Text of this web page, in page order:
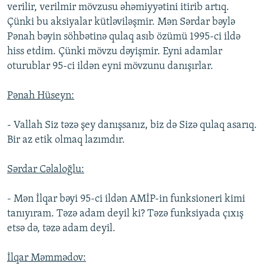
verilir, verilmir mövzusu əhəmiyyətini itirib artıq.
Çünki bu aksiyalar kütləviləşmir. Mən Sərdar bəylə
Pənah bəyin söhbətinə qulaq asıb özümü 1995-ci ildə
hiss etdim. Çünki mövzu dəyişmir. Eyni adamlar
oturublar 95-ci ildən eyni mövzunu danışırlar.
Pənah Hüseyn:
- Vallah Siz təzə şey danışsanız, biz də Sizə qulaq asarıq.
Bir az etik olmaq lazımdır.
Sərdar Cəlaloğlu:
- Mən İlqar bəyi 95-ci ildən AMİP-in funksioneri kimi
tanıyıram. Təzə adam deyil ki? Təzə funksiyada çıxış
etsə də, təzə adam deyil.
İlqar Məmmədov: